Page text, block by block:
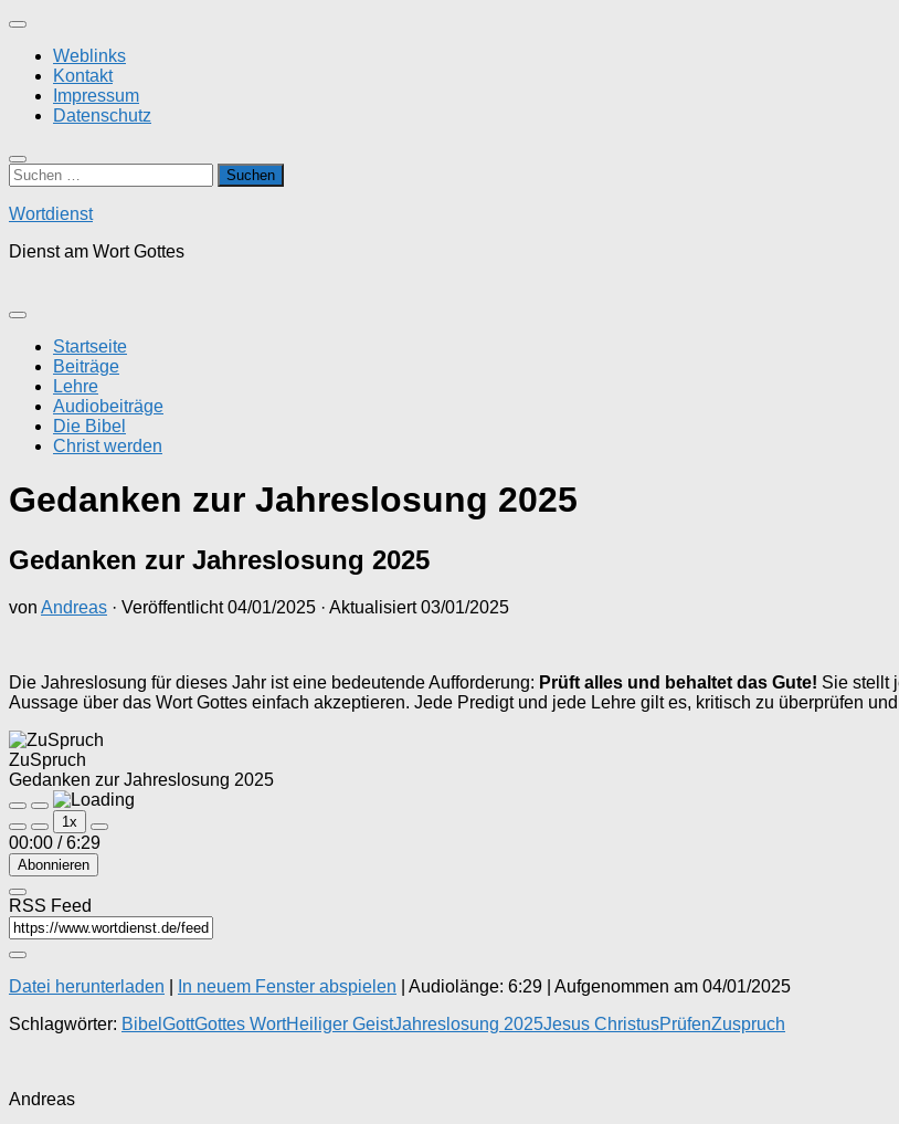
Zum
springenWeblinks
Kontakt
Impressum
Datenschutz
Suchen
nach:
Wortdienst
Dienst am Wort Gottes
Startseite
Beiträge
Lehre
Audiobeiträge
Die Bibel
Christ werden
Gedanken zur Jahreslosung 2025
Gedanken zur Jahreslosung 2025
von Andreas · Veröffentlicht04/01/2025 · Aktualisiert03/01/2025
Die Jahreslosung für dieses Jahr ist eine bedeutende Aufforderung: Prüft alles und behaltet das Gute! Sie stellt
Aussage über das Wort Gottes einfach akzeptieren. Jede Predigt und jede Lehre gilt es, kritisch zu überprüfen
ZuSpruch
Gedanken zur Jahreslosung 2025
Play
Episode
Pause
Episode
1x
00:00 / 6:29
Abonnieren
RSS Feed
Datei herunterladen In neuem Fenster abspielen Audiolänge: 6:29
Aufgenommen am 04/01/2025
Schlagwörter: Bibel GottGottes WortHeiliger GeistJahreslosung 2025Jesus ChristusPrüfenZuspruch
Andreas